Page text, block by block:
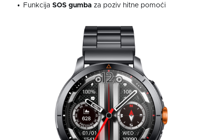
Funkcija SOS gumba za poziv hitne pomoći